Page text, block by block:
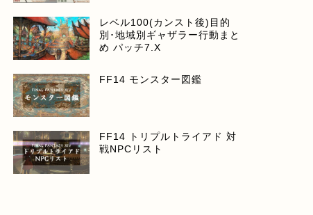
レベル100(カンスト後)目的
別･地域別ギャザラー行動まと
め パッチ7.X
FF14 モンスター図鑑
FF14 トリプルトライアド 対
戦NPCリスト